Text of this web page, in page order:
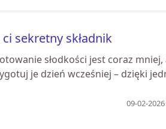
sekretny składnik
słodkości jest coraz mniej,
je dzień wcześniej – dzięki
09-02-